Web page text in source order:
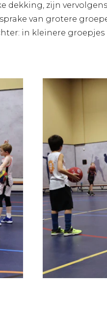
zijn vervolgens
van grotere
in kleinere